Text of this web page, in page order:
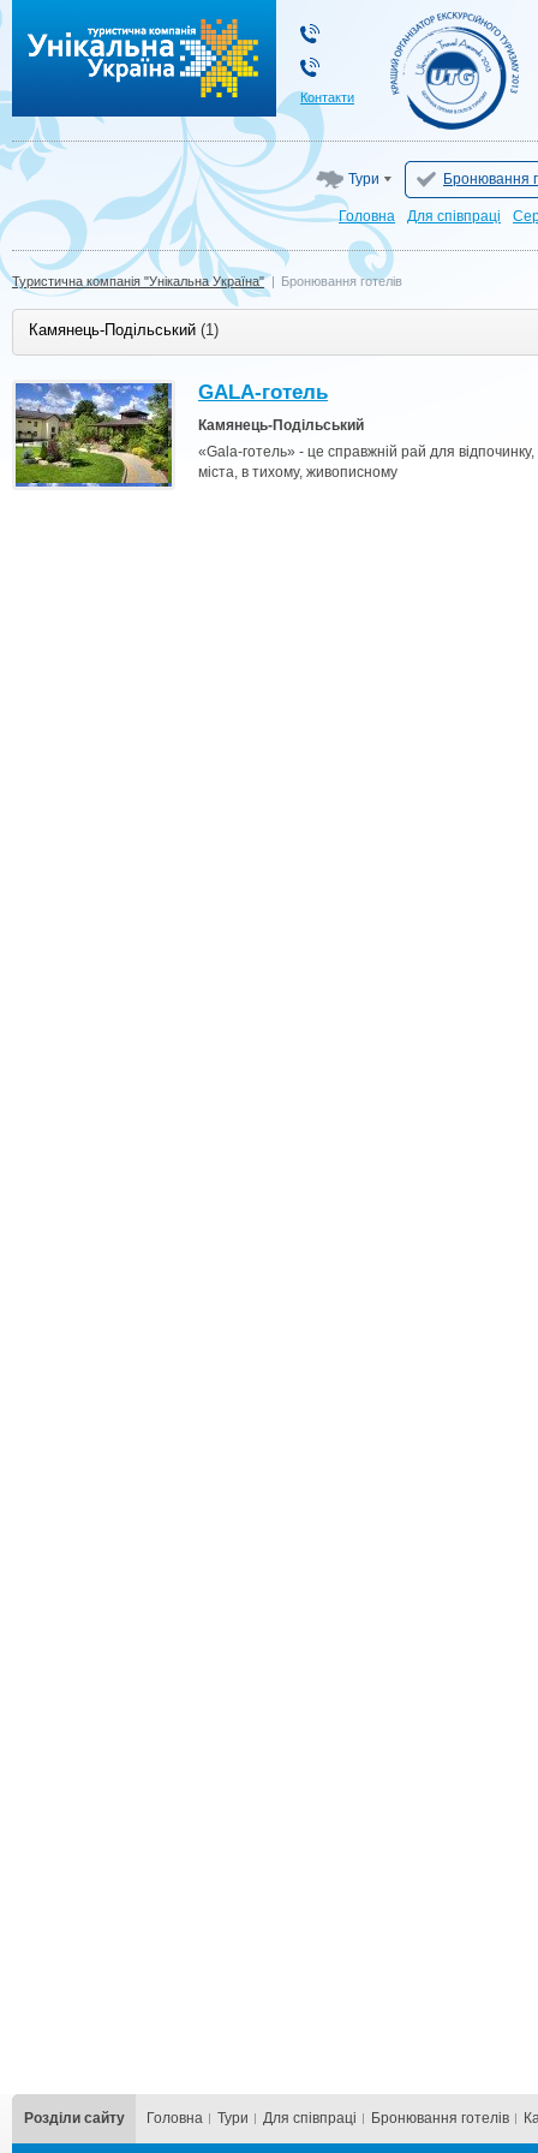
Контакти
Тури Бронювання
Головна Для cпівпраці
Туристична компанія "Унікальна Україна" | Бронювання готелів
Камянець-Подільський (1)
GALA-готель
Камянець-Подільський
«Gala-готель» - це справжній рай для
міста, в тихому, живописному
Розділи сайту Головна Тури Для cпівпраці Бронювання готелів